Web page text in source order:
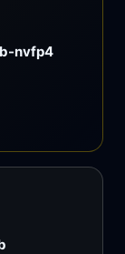
nvfp4